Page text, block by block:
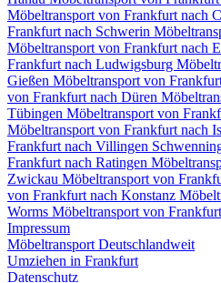
Möbeltransport von Frankfurt nach
Frankfurt nach Schwerin
Möbeltransport von Frankfurt nach
Frankfurt nach Ludwigsburg
Gießen Möbeltransport von
von Frankfurt nach Düren
Tübingen Möbeltransport von
Möbeltransport von Frankfurt nach
Frankfurt nach Villingen
Frankfurt nach Ratingen
Zwickau Möbeltransport von
von Frankfurt nach Konstanz
Worms Möbeltransport von
Impressum
Möbeltransport Deutschlandweit
Umziehen in Frankfurt
Datenschutz